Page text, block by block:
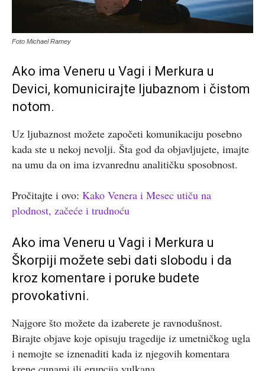
Foto Michael Ramey
Ako ima Veneru u Vagi i Merkura u
Devici, komunicirajte ljubaznom i čistom
notom.
Uz ljubaznost možete započeti komunikaciju posebno
kada ste u nekoj nevolji. Šta god da objavljujete, imajte
na umu da on ima izvanrednu analitičku sposobnost.
Pročitajte i ovo: Kako Venera i Mesec utiču na
plodnost, začeće i trudnoću
Ako ima Veneru u Vagi i Merkura u
Škorpiji možete sebi dati slobodu i da
kroz komentare i poruke budete
provokativni.
Najgore što možete da izaberete je ravnodušnost.
Birajte objave koje opisuju tragedije iz umetničkog ugla
i nemojte se iznenaditi kada iz njegovih komentara